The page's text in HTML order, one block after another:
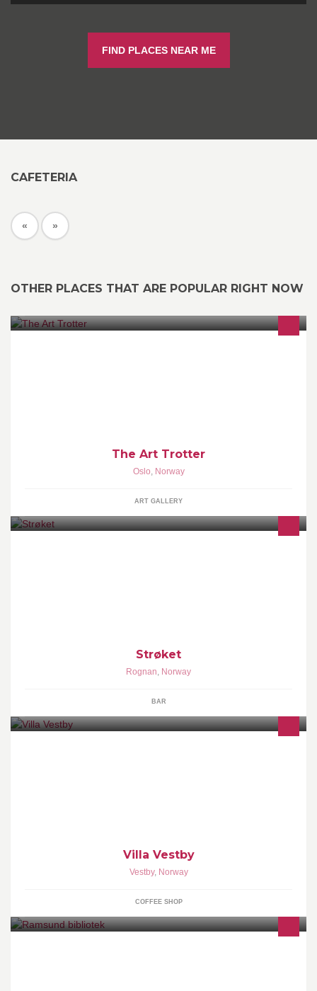
FIND PLACES NEAR ME
CAFETERIA
« »
OTHER PLACES THAT ARE POPULAR RIGHT NOW
The Art Trotter
Oslo, Norway
ART GALLERY
Strøket
Rognan, Norway
BAR
Villa Vestby
Vestby, Norway
COFFEE SHOP